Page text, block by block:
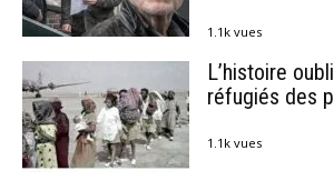
1.1k vues
L’histoire
réfugiés des
1.1k vues